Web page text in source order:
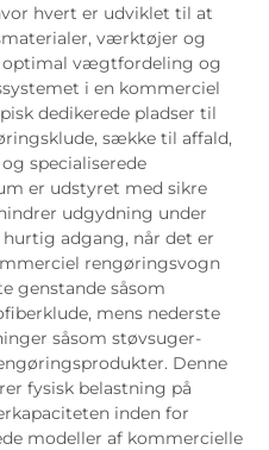
hvert er udviklet til at
værktøjer og
optimal vægtfordeling og
i en kommerciel
dedikerede pladser til
sække til affald,
specialiserede
er udstyret med sikre
udgydning under
adgang, når det er
rengøringsvogn
genstande såsom
mens nederste
såsom støvsuger-
Denne
fysisk belastning på
inden for
modeller af kommercielle